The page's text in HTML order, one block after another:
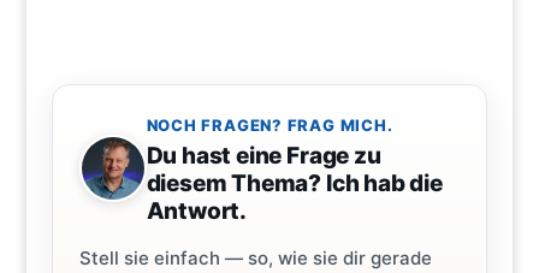
NOCH FRAGEN? FRAG MICH.
Du hast eine Frage zu
diesem Thema? Ich hab die
Antwort.
Stell sie einfach — so, wie sie dir gerade